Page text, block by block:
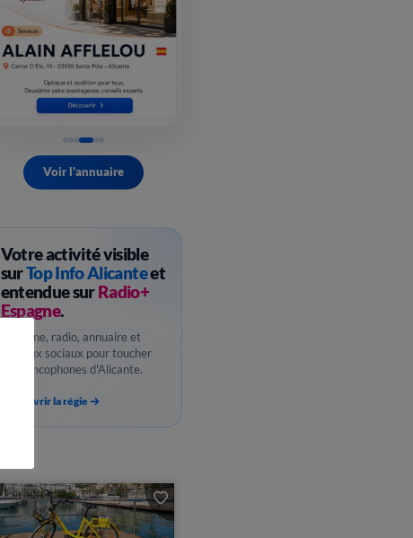
Voir l'annuaire
Votre activité visible
surTop Info Alicanteet
entendue surRadio+
Espagne.
Webzine, radio, annuaire et
réseaux sociaux pour toucher
les francophones d'Alicante.
Découvrir la régie